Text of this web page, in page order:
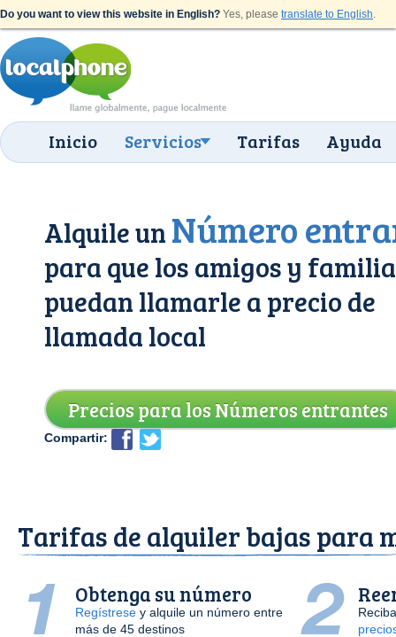
Do you want to view this website in English? Yes, please translate to English.
Inicio Servicios Tarifas Ayuda
Alquile un Número
para que los amigos y
puedan llamarle a precio de
llamada local
Precios para los Números entrantes
Compartir:
Tarifas de alquiler bajas para
Obtenga su número
Regístrese y alquile un número entre
más de 45 destinos